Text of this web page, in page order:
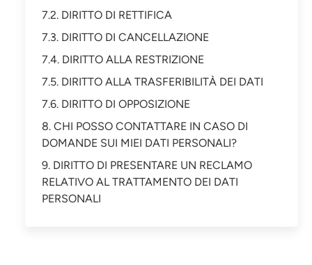
7.2. DIRITTO DI RETTIFICA
7.3. DIRITTO DI CANCELLAZIONE
7.4. DIRITTO ALLA RESTRIZIONE
7.5. DIRITTO ALLA TRASFERIBILITÀ DEI DATI
7.6. DIRITTO DI OPPOSIZIONE
8. CHI POSSO CONTATTARE IN CASO DI
DOMANDE SUI MIEI DATI PERSONALI?
9. DIRITTO DI PRESENTARE UN RECLAMO
RELATIVO AL TRATTAMENTO DEI DATI
PERSONALI